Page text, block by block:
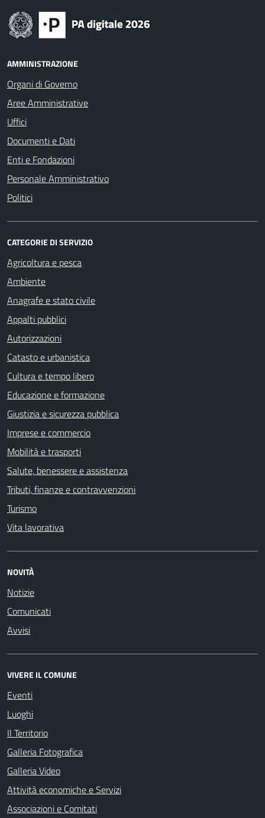
AMMINISTRAZIONE
Organi di Governo
Aree Amministrative
Uffici
Documenti e Dati
Enti e Fondazioni
Personale Amministrativo
Politici
CATEGORIE DI SERVIZIO
Agricoltura e pesca
Ambiente
Anagrafe e stato civile
Appalti pubblici
Autorizzazioni
Catasto e urbanistica
Cultura e tempo libero
Educazione e formazione
Giustizia e sicurezza pubblica
Imprese e commercio
Mobilità e trasporti
Salute, benessere e assistenza
Tributi, finanze e contravvenzioni
Turismo
Vita lavorativa
NOVITÀ
Notizie
Comunicati
Avvisi
VIVERE IL COMUNE
Eventi
Luoghi
Il Territorio
Galleria Fotografica
Galleria Video
Attività economiche e Servizi
Associazioni e Comitati